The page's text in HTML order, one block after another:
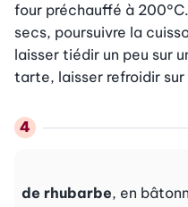
four préchauffé à
secs, poursuivre la
laisser tiédir un peu sur
tarte, laisser refroidir sur
de rhubarbe, en